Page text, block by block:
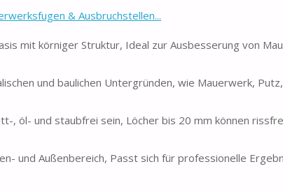
& Ausbruchstellen...
mit körniger Struktur, Ideal zur Ausbesserung von
und baulichen Untergründen, wie Mauerwerk,
, öl- und staubfrei sein, Löcher bis 20 mm können
und Außenbereich, Passt sich für professionelle